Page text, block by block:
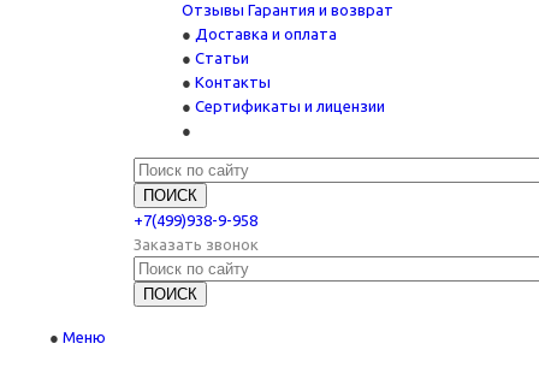
Отзывы Гарантия и возврат
Доставка и оплата
Статьи
Контакты
Сертификаты и лицензии
+7(499)938-9-958
Заказать звонок
Меню